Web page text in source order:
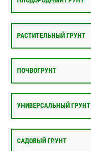
РАСТИТЕЛЬНЫЙ ГРУНТ
ПОЧВОГРУНТ
УНИВЕРСАЛЬНЫЙ ГРУНТ
САДОВЫЙ ГРУНТ